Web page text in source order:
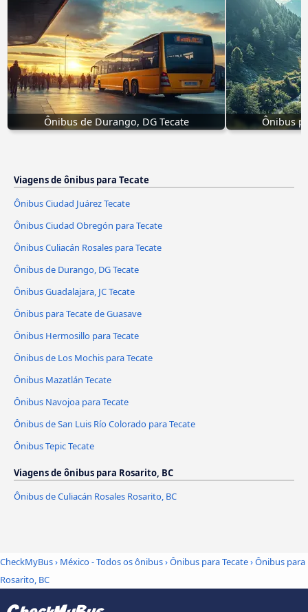
Ônibus de Durango, DG Tecate Ônibus
Viagens de ônibus para Tecate
Ônibus Ciudad Juárez Tecate
Ônibus Ciudad Obregón para Tecate
Ônibus Culiacán Rosales para Tecate
Ônibus de Durango, DG Tecate
Ônibus Guadalajara, JC Tecate
Ônibus para Tecate de Guasave
Ônibus Hermosillo para Tecate
Ônibus de Los Mochis para Tecate
Ônibus Mazatlán Tecate
Ônibus Navojoa para Tecate
Ônibus de San Luis Río Colorado para Tecate
Ônibus Tepic Tecate
Viagens de ônibus para Rosarito, BC
Ônibus de Culiacán Rosales Rosarito, BC
CheckMyBus› México - Todos os ônibus›Ônibus para Tecate›Ônibus para
Rosarito, BC